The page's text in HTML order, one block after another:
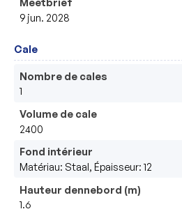
9 jun. 2028
Cale
Nombre de cales
1
Volume de cale
2400
Fond intérieur
Matériau: Staal, Épaisseur: 12
Hauteur dennebord (m)
1.6